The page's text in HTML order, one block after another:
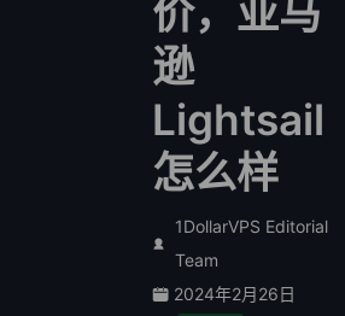
价，亚马
逊
Lightsail
怎么样
1DollarVPS Editorial
Team
2024年2月26日